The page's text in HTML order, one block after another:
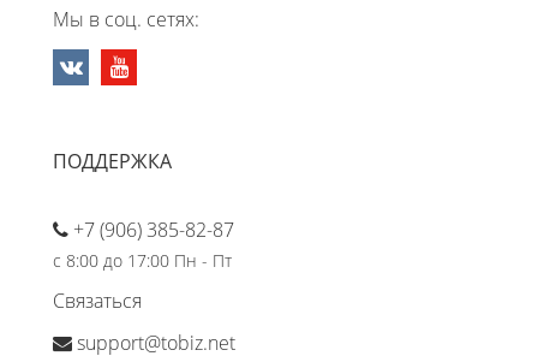
Мы в соц. сетях:
ПОДДЕРЖКА
+7 (906) 385-82-87
с 8:00 до 17:00 Пн - Пт
Связаться
support@tobiz.net